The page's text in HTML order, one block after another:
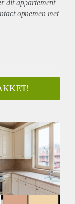
ditappartement
opnemen met
Eigenaar